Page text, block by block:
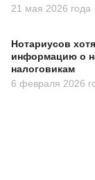
21 мая 2026 года
Нотариусов
информацию о
налоговикам
6 февраля 2026